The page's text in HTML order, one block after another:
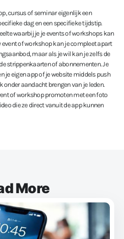
cursus of seminar eigenlijk een
dag en een specifieke tijdstip.
waarbij je je events of workshops kan
of workshop kan je compleet apart
maar als je wil kan je zelfs de
strippenkaarten of abonnementen. Je
je eigen app of je website middels push
aandacht brengen van je leden.
of workshop promoten met een foto
die ze direct vanuit de app kunnen
More